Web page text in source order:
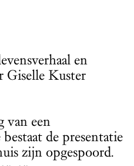
en
Giselle Kuster
van een
de presentatie
zijn opgespoord.